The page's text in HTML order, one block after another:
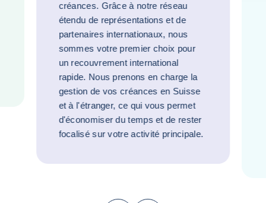
créances. Grâce à notre réseau
étendu de représentations et de
partenaires internationaux, nous
sommes votre premier choix pour
un recouvrement international
rapide. Nous prenons en charge la
gestion de vos créances en Suisse
et à l'étranger, ce qui vous permet
d'économiser du temps et de rester
focalisé sur votre activité principale.